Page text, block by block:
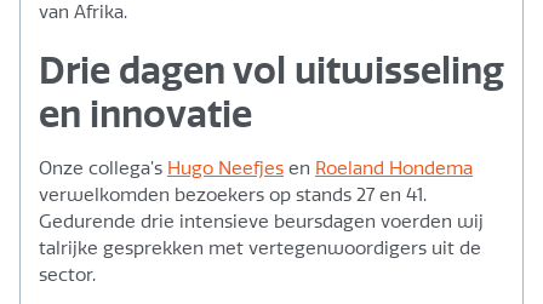
van Afrika.
Drie dagen vol uitwisseling
en innovatie
Onze collega’s Hugo Neefjes en Roeland Hondema
verwelkomden bezoekers op stands 27 en 41.
Gedurende drie intensieve beursdagen voerden wij
talrijke gesprekken met vertegenwoordigers uit de
sector.